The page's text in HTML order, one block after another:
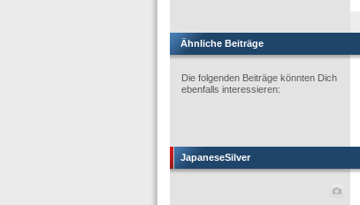
Ähnliche Beiträge
Die folgenden Beiträge könnten Dich
ebenfalls interessieren:
JapaneseSilver